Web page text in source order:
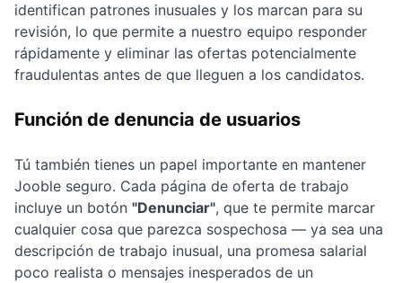
identifican patrones inusuales y los marcan para su
revisión, lo que permite a nuestro equipo responder
rápidamente y eliminar las ofertas potencialmente
fraudulentas antes de que lleguen a los candidatos.
Función de denuncia de usuarios
Tú también tienes un papel importante en mantener
Jooble seguro. Cada página de oferta de trabajo
incluye un botón "Denunciar", que te permite marcar
cualquier cosa que parezca sospechosa — ya sea una
descripción de trabajo inusual, una promesa salarial
poco realista o mensajes inesperados de un